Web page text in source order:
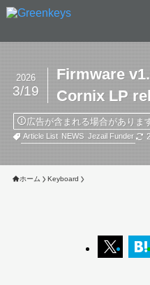
Firmware
Cornix LP
2026
3/19
広告が含まれる場合がありま
Article List
NEWS Jezail Funder
ホーム Keyboard